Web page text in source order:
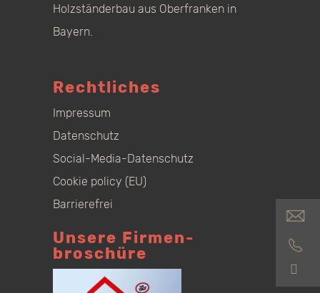
Holzständerbau aus Oberfranken in
Bayern.
Rechtliches
Impressum
Datenschutz
Social-Media-Datenschutz
Cookie policy (EU)
Barrierefrei
Unsere Firmen­
broschüre